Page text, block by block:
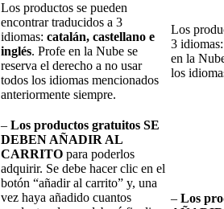
Los productos se pueden
encontrar traducidos a 3
idiomas: catalán, castellano e
inglés. Profe en la Nube se
reserva el derecho a no usar
todos los idiomas mencionados
anteriormente siempre.
Los
3
en la
los
– Los productos gratuitos SE
DEBEN AÑADIR AL
CARRITO para poderlos
adquirir. Se debe hacer clic en el
botón “añadir al carrito” y, una
vez haya añadido cuantos
– Los